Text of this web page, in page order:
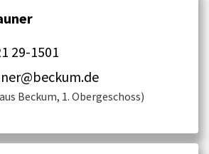
29-1501
Beckum, 1. Obergeschoss)